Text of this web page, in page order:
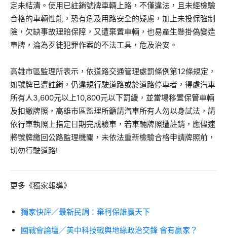
定未結清。使用已註銷號牌車輛上路，不僅違法，且未經檢驗
合格的車輛性能，恐有危及用路安全的疑慮，加上未投保強制
險，欠缺事故理賠保障，又遭棄置車輛，也易產生懸掛偽變造
車牌，淪為歹徒犯罪作案的不法工具，危及治安。
高雄市區監理所表示，依道路交通管理處罰條例第12條規定，
如號牌已遭註銷，仍違規行駛道路或於道路停車者，得處汽車
所有人3,600元以上10,800元以下罰緩，並當場移置保管車輛
及扣繳牌照，高雄市區監理所籲請汽車所有人勿以身試法，請
依行車執照上指定日期完成驗車，若車輛牌照遭註銷，應儘速
將號牌繳回公路監理機關，未依法重新檢驗合格申請牌照前，
切勿行駛道路!
更多《獨家報導》
獨家快評／最新民調：棄柯保誰贏天下
國戰會論壇／美中科技戰與地緣政治交鋒 會有贏家？